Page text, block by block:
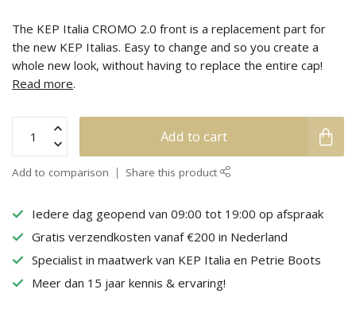
The KEP Italia CROMO 2.0 front is a replacement part for
the new KEP Italias. Easy to change and so you create a
whole new look, without having to replace the entire cap!
Read more.
Add to cart
Add to comparison Share this product
Iedere dag geopend van 09:00 tot 19:00 op afspraak
Gratis verzendkosten vanaf €200 in Nederland
Specialist in maatwerk van KEP Italia en Petrie Boots
Meer dan 15 jaar kennis & ervaring!